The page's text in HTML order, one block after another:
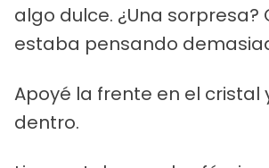
algo dulce. ¿Una sorpresa?
estaba pensando
Apoyé la frente en el cristal
dentro.